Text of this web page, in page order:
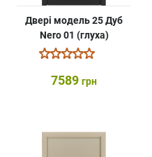
Двері модель 25 Дуб
Nero 01 (глуха)
7589 грн